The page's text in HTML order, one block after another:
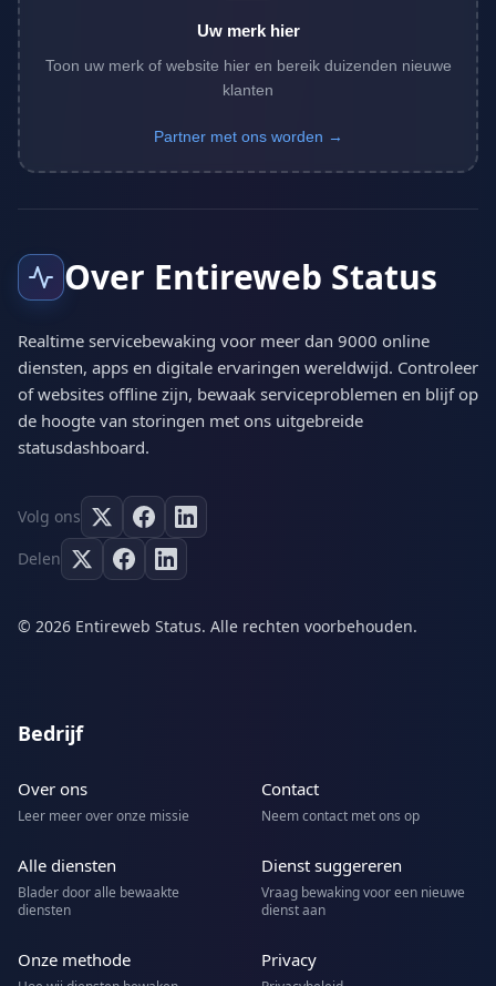
Uw merk hier
Toon uw merk of website hier en bereik duizenden nieuwe
klanten
Partner met ons worden →
Over Entireweb Status
Realtime servicebewaking voor meer dan 9000 online
diensten, apps en digitale ervaringen wereldwijd. Controleer
of websites offline zijn, bewaak serviceproblemen en blijf op
de hoogte van storingen met ons uitgebreide
statusdashboard.
Volg ons
Delen
© 2026 Entireweb Status. Alle rechten voorbehouden.
Bedrijf
Over ons
Leer meer over onze missie
Contact
Neem contact met ons op
Alle diensten
Blader door alle bewaakte
diensten
Dienst suggereren
Vraag bewaking voor een nieuwe
dienst aan
Onze methode Privacy